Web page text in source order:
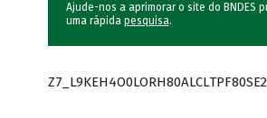
Ajude-nos a aprimorar o site do BNDES
uma rápida pesquisa.
Z7_L9KEH4O0LORH80ALCLTPF80SE2